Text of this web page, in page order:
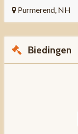
Purmerend, NH
Biedingen